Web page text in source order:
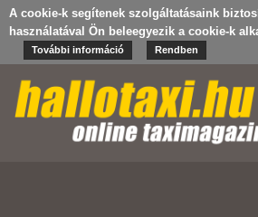
A cookie-k segítenek szolgáltatásaink
használatával Ön beleegyezik a cookie-k
További információ Rendben